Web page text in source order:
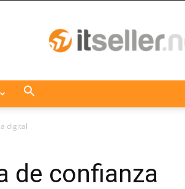
Centroamérica
digital
de confianza